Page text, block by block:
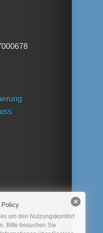
Policy
um den Nutzungskomfort
Bitte besuchen Sie